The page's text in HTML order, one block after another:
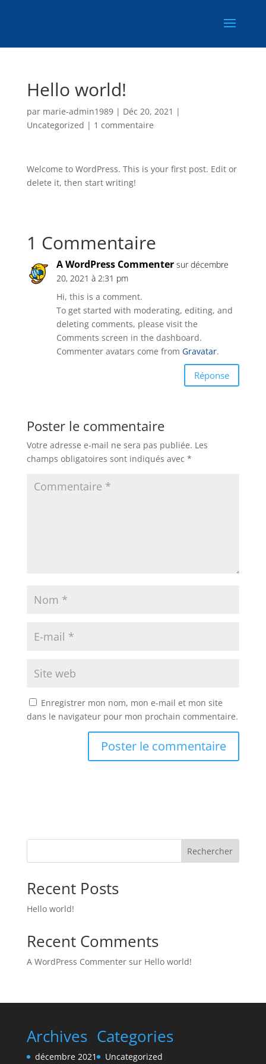
Hello world!
par marie-admin1989| Déc 20, 2021 |
Uncategorized | 1 commentaire
Welcome to WordPress. This is your first post. Edit or
delete it, then start writing!
1 Commentaire
A WordPress Commenter sur décembre
20, 2021 à 2:31 pm
Hi, this is a comment.
To get started with moderating, editing, and
deleting comments, please visit the
Comments screen in the dashboard.
Commenter avatars come from Gravatar.
Réponse
Poster le commentaire
Votre adresse e-mail ne sera pas publiée. Les
champs obligatoires sont indiqués avec *
Enregistrer mon nom, mon e-mail et mon site
dans le navigateur pour mon prochain commentaire.
Rechercher
Recent Posts
Hello world!
Recent Comments
A WordPress Commentersur Hello world!
Archives
décembre 2021
Categories
Uncategorized